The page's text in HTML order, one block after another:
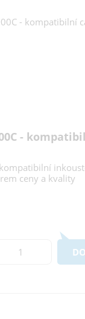
-
ceny a kvality